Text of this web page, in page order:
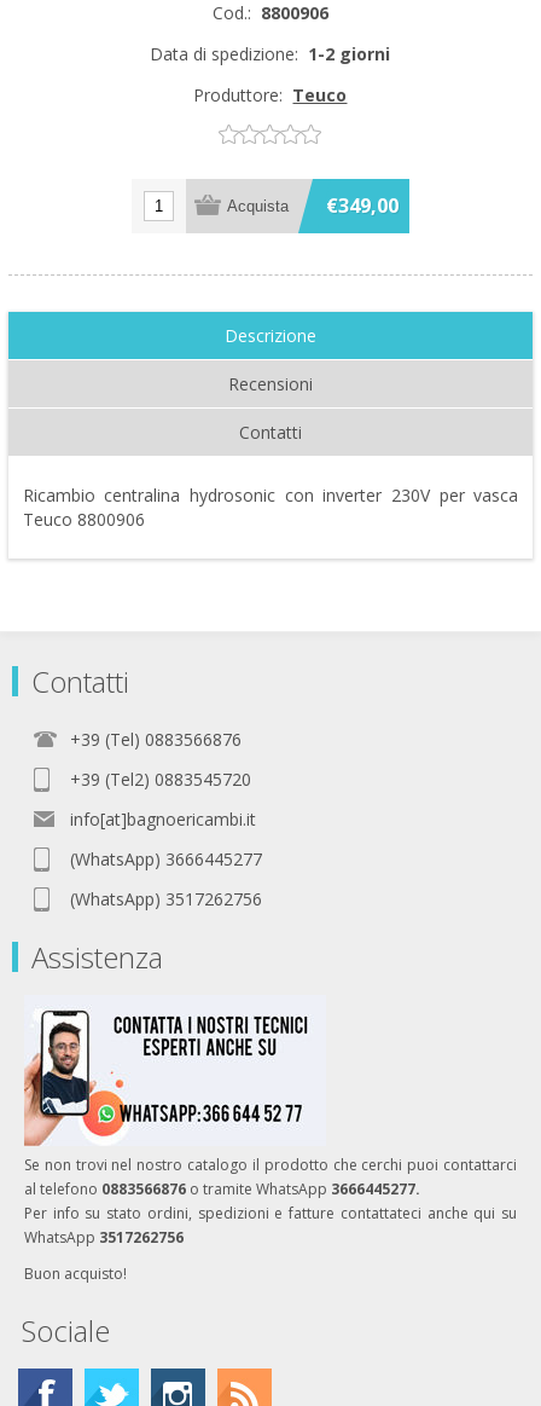
Cod.: 8800906
Data di spedizione: 1-2 giorni
Produttore: Teuco
€349,00
Descrizione
Recensioni
Contatti
Ricambio centralina hydrosonic con inverter 230V per vasca
Teuco 8800906
Contatti
+39 (Tel) 0883566876
+39 (Tel2) 0883545720
info[at]bagnoericambi.it
(WhatsApp) 3666445277
(WhatsApp) 3517262756
Assistenza
Se non trovi nel nostro catalogo il prodotto che cerchi puoi contattarci
al telefono 0883566876 o tramite WhatsApp 3666445277.
Per info su stato ordini, spedizioni e fatture contattateci anche qui su
WhatsApp 3517262756
Buon acquisto!
Sociale